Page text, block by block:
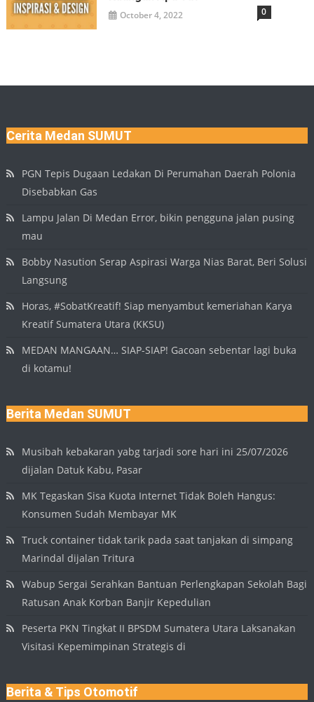
October 4, 2022 0
Cerita Medan SUMUT
PGN Tepis Dugaan Ledakan Di Perumahan Daerah Polonia
Disebabkan Gas
Lampu Jalan Di Medan Error, bikin pengguna jalan pusing
mau
Bobby Nasution Serap Aspirasi Warga Nias Barat, Beri Solusi
Langsung
Horas, #SobatKreatif! Siap menyambut kemeriahan Karya
Kreatif Sumatera Utara (KKSU)
MEDAN MANGAAN… SIAP-SIAP! Gacoan sebentar lagi buka
di kotamu!
Berita Medan SUMUT
Musibah kebakaran yabg tarjadi sore hari ini 25/07/2026
dijalan Datuk Kabu, Pasar
MK Tegaskan Sisa Kuota Internet Tidak Boleh Hangus:
Konsumen Sudah Membayar MK
Truck container tidak tarik pada saat tanjakan di simpang
Marindal dijalan Tritura
Wabup Sergai Serahkan Bantuan Perlengkapan Sekolah Bagi
Ratusan Anak Korban Banjir Kepedulian
Peserta PKN Tingkat II BPSDM Sumatera Utara Laksanakan
Visitasi Kepemimpinan Strategis di
Berita & Tips Otomotif